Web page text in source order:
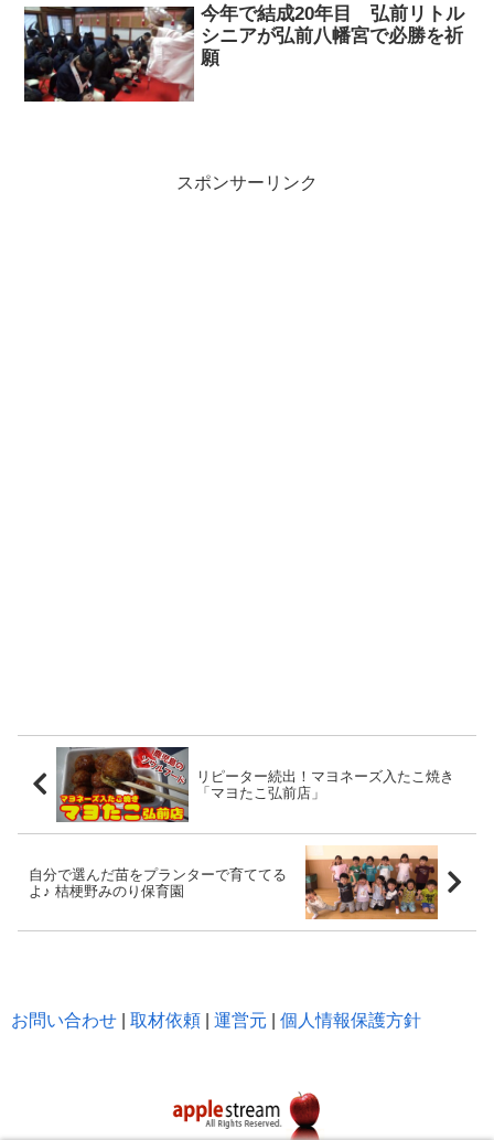
今年で結成20年目 弘前リトル
シニアが弘前八幡宮で必勝を祈
願
スポンサーリンク
リピーター続出！マヨネーズ入たこ焼き
「マヨたこ弘前店」
自分で選んだ苗をプランターで育ててる
よ♪ 桔梗野みのり保育園
お問い合わせ 取材依頼 運営元 個人情報保護方針